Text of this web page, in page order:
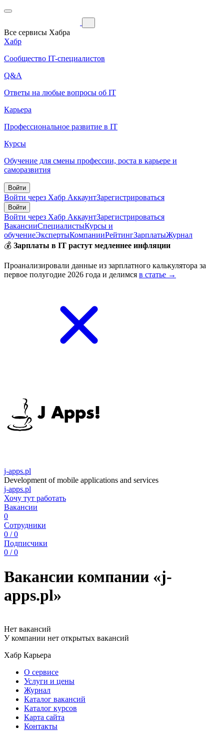
Все сервисы Хабра
Хабр
Сообщество IT-специалистов
Q&A
Ответы на любые вопросы об IT
Карьера
Профессиональное развитие в IT
Курсы
Обучение для смены профессии, роста в карьере и
саморазвития
Войти
Войти через Хабр АккаунтЗарегистрироваться
Войти
Войти через Хабр АккаунтЗарегистрироваться
ВакансииСпециалистыКурсы и
обучениеЭкспертыКомпанииРейтингЗарплатыЖурнал
💰 Зарплаты в IT растут медленнее инфляции
Проанализировали данные из зарплатного калькулятора за
первое полугодие 2026 года и делимся в статье →
j-apps.pl
Development of mobile applications and services
j-apps.pl
Хочу тут работать
Вакансии
0
Сотрудники
0 / 0
Подписчики
0 / 0
Вакансии компании «j-
apps.pl»
Нет вакансий
У компании нет открытых вакансий
Хабр Карьера
О сервисе
Услуги и цены
Журнал
Каталог вакансий
Каталог курсов
Карта сайта
Контакты